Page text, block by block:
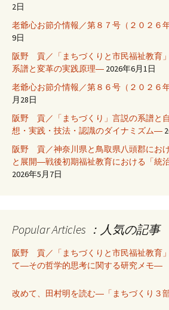
2日
老爺心お節介情報／第８７号（２０２６
9日
阪野 貢／「まちづくりと市民福祉教育
系譜と変革の実践原理― 2026年6月1日
老爺心お節介情報／第８６号（２０２６
月28日
阪野 貢／「まちづくり」言説の系譜と
想・実践・技法・認識のダイナミズム―
阪野 貢／神奈川県と鳥取県八頭郡にお
と展開―戦後初期福祉教育における「統
2026年5月7日
Popular Articles ：人気の記事
阪野 貢／「まちづくりと市民福祉教育
て―その哲学的思考に関する研究メモ―
改めて、田村明を読む―「まちづくり３